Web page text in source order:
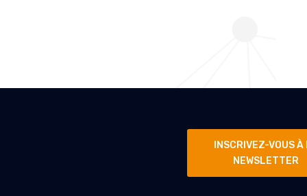
INSCRIVEZ-VOUS À
NEWSLETTER